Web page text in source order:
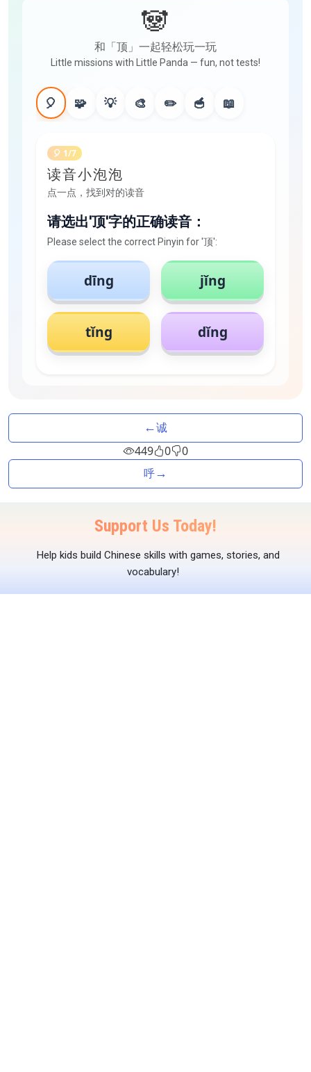
🐼
和「顶」一起轻松玩一玩
Little missions with Little Panda — fun, not tests!
🎈 🧩 💡 🎨 ✏️ 🥣 📖
🎈 1/7
读音小泡泡
点一点，找到对的读音
请选出'顶'字的正确读音：
Please select the correct Pinyin for '顶':
dīng jǐng
tǐng dǐng
←诚
449 0 0
呼→
Support Us Today!
Help kids build Chinese skills with games, stories, and
vocabulary!